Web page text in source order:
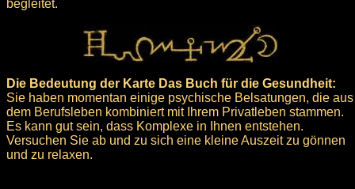
begleitet.
Die Bedeutung der Karte Das Buch für die Gesundheit:
Sie haben momentan einige psychische Belsatungen, die aus
dem Berufsleben kombiniert mit Ihrem Privatleben stammen.
Es kann gut sein, dass Komplexe in Ihnen entstehen.
Versuchen Sie ab und zu sich eine kleine Auszeit zu gönnen
und zu relaxen.